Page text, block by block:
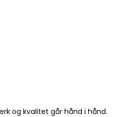
og kvalitet går hånd i hånd.